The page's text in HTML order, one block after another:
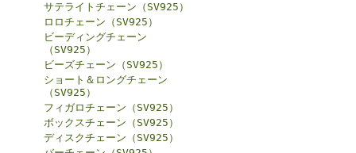
サテライトチェーン（SV925）
ロロチェーン（SV925）
ビーディングチェーン
（SV925）
ビーズチェーン（SV925）
ショート＆ロングチェーン
（SV925）
フィガロチェーン（SV925）
ボックスチェーン（SV925）
ディスクチェーン（SV925）